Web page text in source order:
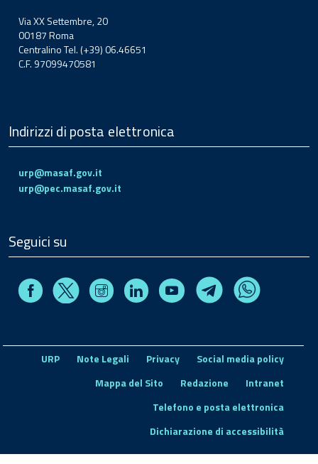
Via XX Settembre, 20
00187 Roma
Centralino Tel. (+39) 06.46651
C.F. 97099470581
Indirizzi di posta elettronica
urp@masaf.gov.it
urp@pec.masaf.gov.it
Seguici su
FacebookX InstagramLinkedin Youtube TelegramWhatsapp
URP Note Legali Privacy
Social media policy
Mappa del Sito
Redazione
Intranet
Telefono e posta elettronica
Dichiarazione di accessibilità